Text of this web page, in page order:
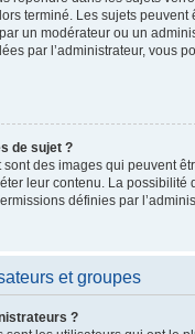
terminé. Les sujets peuvent
un modérateur ou un
par l’administrateur, vous
de sujet ?
sont des images qui peuvent
leur contenu. La possibilité
définies par
et groupes
?